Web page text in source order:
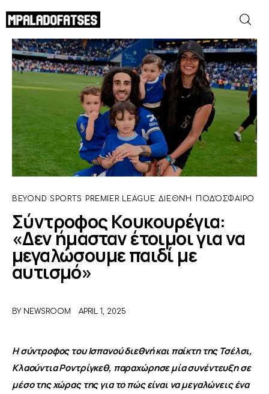
Σύντροφος Κουκουρέγια: «Δεν ήμασταν
έτοιμοι για να μεγαλώσουμε παιδί με
αυτισμό»
SHARE POSTΜΟΥΝΤΙΑΛ 2026
ΠΟΔΟΣΦΑΙΡΟ
ΜΠΑΣΚΕΤ
ΣΠΟΡ
BLOGS
BEYOND SPORTS
BEYOND SPORTS PREMIER LEAGUE ΔΙΕΘΝΉ ΠΟΔΌΣΦΑΙΡΟ
Σύντροφος Κουκουρέγια:
«Δεν ήμασταν έτοιμοι για να
μεγαλώσουμε παιδί με
αυτισμό»
BY NEWSROOM APRIL 1, 2025
Η σύντροφος του Ισπανού διεθνή και παίκτη της Τσέλσι,
Κλαούντια Ροντρίγκεθ, παραχώρησε μία συνέντευξη σε
μέσο της χώρας της για το πώς είναι να μεγαλώνεις ένα